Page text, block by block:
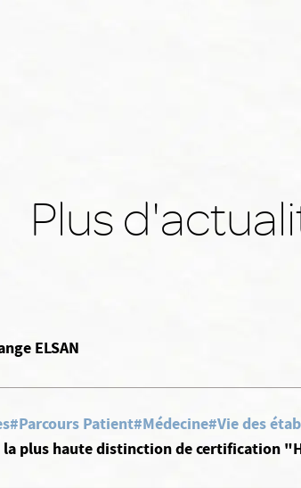
Plus
ELSAN
#Parcours Patient#Médecine#Vie des
la plus haute distinction de certification